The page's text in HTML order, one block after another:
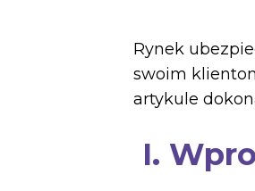
Rynek
swoim
artykule
I.